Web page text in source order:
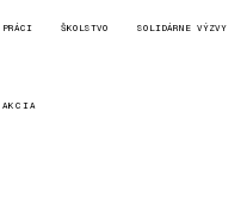
PRÁCI ŠKOLSTVO SOLIDÁRNE VÝZVY